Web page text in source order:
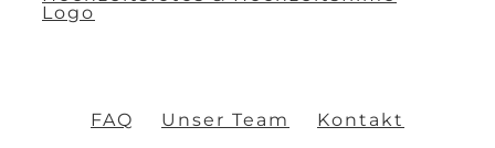
FAQ Unser Team Kontakt